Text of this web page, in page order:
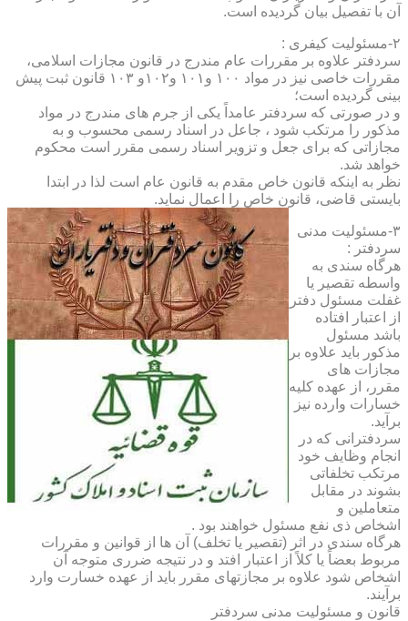
آن با تفصیل بیان گردیده است.
۲-مسئولیت کیفری :
سردفتر علاوه بر مقررات عام مندرج در قانون مجازات اسلامی،
مقررات خاصی نیز در مواد ۱۰۰ و۱۰۱ و۱۰۲و ۱۰۳ قانون ثبت پیش
بینی گردیده است؛
و در صورتی که سردفتر عامداً یکی از جرم های مندرج در مواد
مذکور را مرتکب شود ، جاعل در اسناد رسمی محسوب و به
مجازاتی که برای جعل و تزویر اسناد رسمی مقرر است محکوم
خواهد شد.
نظر به اینکه قانون خاص مقدم به قانون عام است لذا در ابتدا
بایستی قاضی، قانون خاص را اعمال نماید.
۳-مسئولیت مدنی
سردفتر :
هرگاه سندی به
واسطه تقصیر یا
غفلت مسئول دفتر
از اعتبار افتاده
باشد مسئول
مذکور باید علاوه بر
مجازات های
مقرر، از عهده کلیه
خسارات وارده نیز
برآید.
سردفترانی که در
انجام وظایف خود
مرتکب تخلفاتی
بشوند در مقابل
متعاملین و
اشخاص ذی نفع مسئول خواهند بود .
هرگاه سندی در اثر (تقصیر یا تخلف) آن ها از قوانین و مقررات
مربوط بعضاً یا کلاً از اعتبار افتد و در نتیجه ضرری متوجه آن
اشخاص شود علاوه بر مجازتهای مقرر باید از عهده خسارت وارد
برآیند.
قانون و مسئولیت مدنی سردفتر